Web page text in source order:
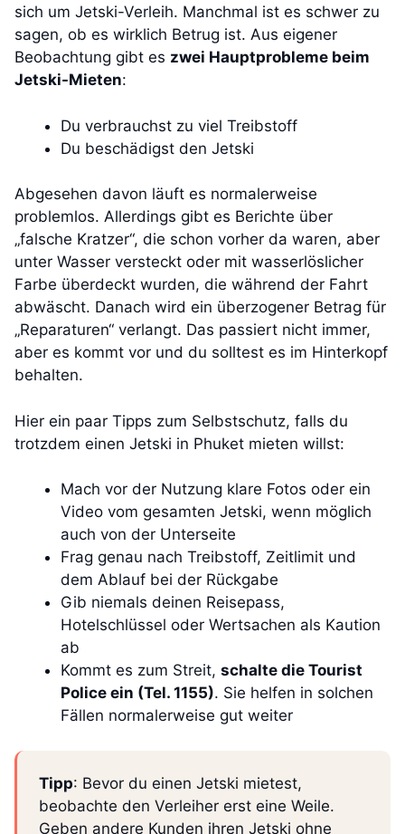
sich um Jetski-Verleih. Manchmal ist es schwer zu
sagen, ob es wirklich Betrug ist. Aus eigener
Beobachtung gibt es zwei Hauptprobleme beim
Jetski-Mieten:
Du verbrauchst zu viel Treibstoff
Du beschädigst den Jetski
Abgesehen davon läuft es normalerweise
problemlos. Allerdings gibt es Berichte über
„falsche Kratzer“, die schon vorher da waren, aber
unter Wasser versteckt oder mit wasserlöslicher
Farbe überdeckt wurden, die während der Fahrt
abwäscht. Danach wird ein überzogener Betrag für
„Reparaturen“ verlangt. Das passiert nicht immer,
aber es kommt vor und du solltest es im Hinterkopf
behalten.
Hier ein paar Tipps zum Selbstschutz, falls du
trotzdem einen Jetski in Phuket mieten willst:
Mach vor der Nutzung klare Fotos oder ein
Video vom gesamten Jetski, wenn möglich
auch von der Unterseite
Frag genau nach Treibstoff, Zeitlimit und
dem Ablauf bei der Rückgabe
Gib niemals deinen Reisepass,
Hotelschlüssel oder Wertsachen als Kaution
ab
Kommt es zum Streit, schalte die Tourist
Police ein (Tel. 1155). Sie helfen in solchen
Fällen normalerweise gut weiter
Tipp: Bevor du einen Jetski mietest,
beobachte den Verleiher erst eine Weile.
Geben andere Kunden ihren Jetski ohne